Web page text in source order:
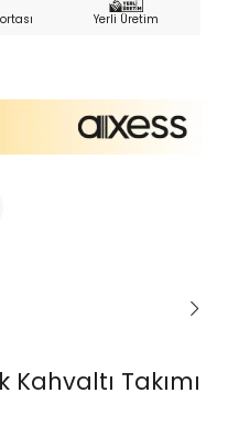
Yerli Üretim
Takımı